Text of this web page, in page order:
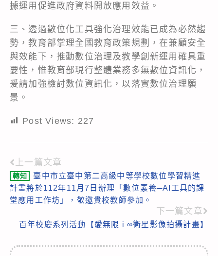
據運用促進政府資料開放應用效益。
三、透過數位化工具強化治理效能已成為必然趨
勢，教育部掌理全國教育政策規劃，在兼顧安全
與效能下，推動數位治理及教學創新運用確具重
要性，惟教育部現行整體業務多無數位資訊化，
爰請加強檢討數位資訊化，以落實數位治理願
景。
Post Views: 227
Read
more
articles
上一篇文章
轉知
臺中市立臺中第二高級中等學校數位學習精進
計畫將於112年11月7日辦理「數位素養─AI工具的課
堂應用工作坊」，敬邀貴校教師參加。
下一篇文章
百年校慶系列活動【愛無限 i ∞衛星影像拍攝計畫】